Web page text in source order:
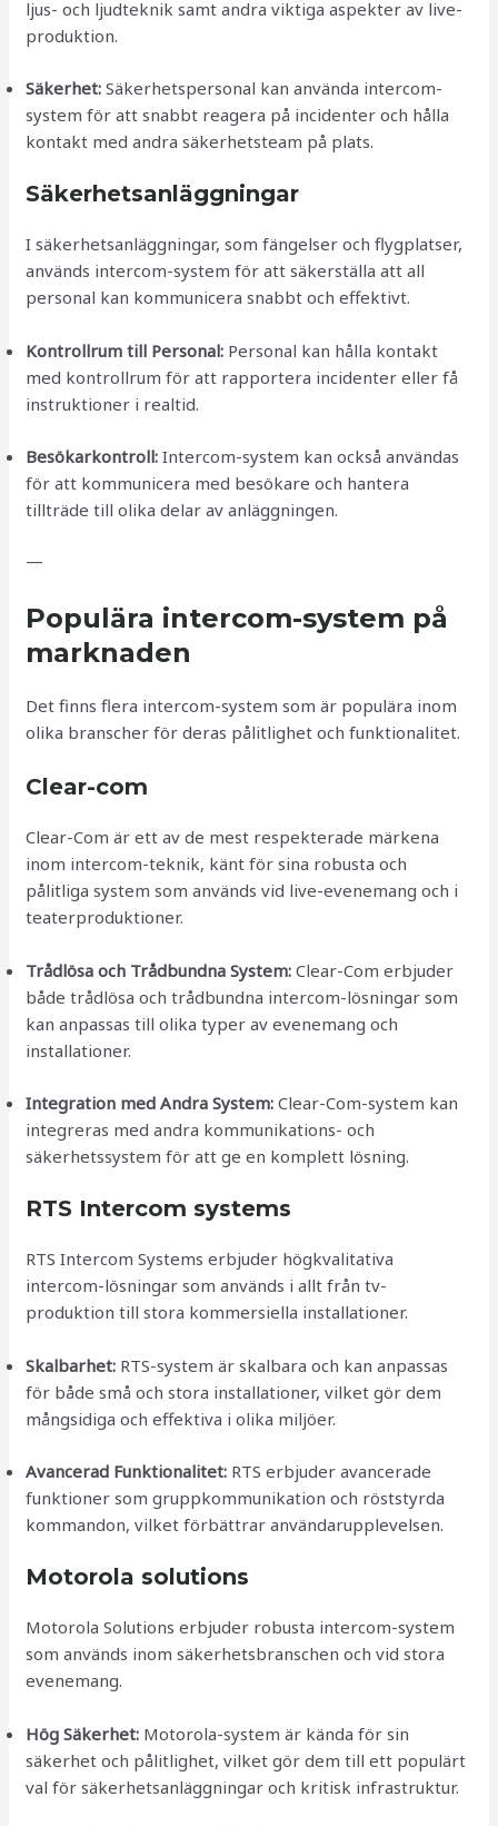
ljus- och ljudteknik samt andra viktiga aspekter av live-
produktion.
Säkerhet: Säkerhetspersonal kan använda intercom-
system för att snabbt reagera på incidenter och hålla
kontakt med andra säkerhetsteam på plats.
Säkerhetsanläggningar
I säkerhetsanläggningar, som fängelser och flygplatser,
används intercom-system för att säkerställa att all
personal kan kommunicera snabbt och effektivt.
Kontrollrum till Personal: Personal kan hålla kontakt
med kontrollrum för att rapportera incidenter eller få
instruktioner i realtid.
Besökarkontroll: Intercom-system kan också användas
för att kommunicera med besökare och hantera
tillträde till olika delar av anläggningen.
—
Populära intercom-system på
marknaden
Det finns flera intercom-system som är populära inom
olika branscher för deras pålitlighet och funktionalitet.
Clear-com
Clear-Com är ett av de mest respekterade märkena
inom intercom-teknik, känt för sina robusta och
pålitliga system som används vid live-evenemang och i
teaterproduktioner.
Trådlösa och Trådbundna System: Clear-Com erbjuder
både trådlösa och trådbundna intercom-lösningar som
kan anpassas till olika typer av evenemang och
installationer.
Integration med Andra System: Clear-Com-system kan
integreras med andra kommunikations- och
säkerhetssystem för att ge en komplett lösning.
RTS Intercom systems
RTS Intercom Systems erbjuder högkvalitativa
intercom-lösningar som används i allt från tv-
produktion till stora kommersiella installationer.
Skalbarhet: RTS-system är skalbara och kan anpassas
för både små och stora installationer, vilket gör dem
mångsidiga och effektiva i olika miljöer.
Avancerad Funktionalitet: RTS erbjuder avancerade
funktioner som gruppkommunikation och röststyrda
kommandon, vilket förbättrar användarupplevelsen.
Motorola solutions
Motorola Solutions erbjuder robusta intercom-system
som används inom säkerhetsbranschen och vid stora
evenemang.
Hög Säkerhet: Motorola-system är kända för sin
säkerhet och pålitlighet, vilket gör dem till ett populärt
val för säkerhetsanläggningar och kritisk infrastruktur.